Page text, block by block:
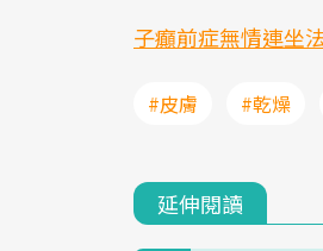
子癲前症無情連坐
#皮膚 #乾燥
延伸閱讀